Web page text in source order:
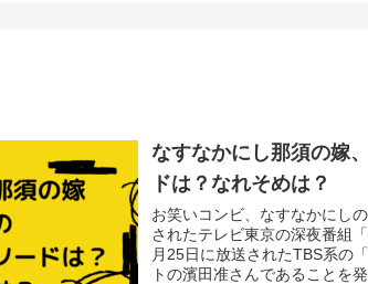
なすなかにし那須の嫁
ドは？なれそめは？
お笑いコンビ、なすなかにし
されたテレビ東京の深夜番組
月25日に放送されたTBS系の
トの濱田准さんであることを